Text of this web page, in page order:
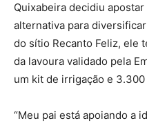
Quixabeira decidiu
alternativa para
do sítio Recanto Feliz, ele
da lavoura validado pela
um kit de irrigação e
“Meu pai está apoiando a